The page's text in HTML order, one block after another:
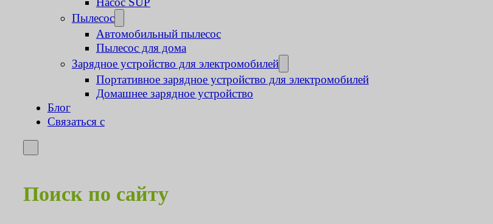
Пылесос
Автомобильный пылесос
Пылесос для дома
Зарядное устройство для электромобилей
Портативное зарядное устройство для электромобилей
Домашнее зарядное устройство
Блог
Связаться с
Поиск по сайту